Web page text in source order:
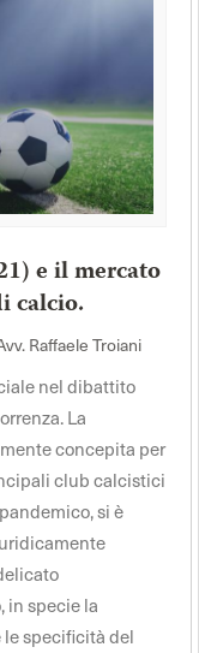
e il mercato
calcio.
Raffaele Troiani
nel dibattito
La
concepita per
club calcistici
si è
in specie la
le specificità del